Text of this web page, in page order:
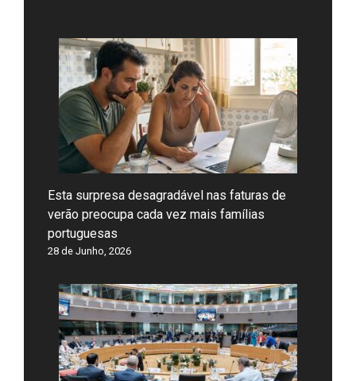
Esta surpresa desagradável nas faturas de
verão preocupa cada vez mais famílias
portuguesas
28 de Junho, 2026